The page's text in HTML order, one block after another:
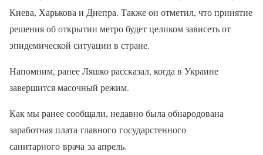
Киева, Харькова и Днепра. Также он отметил, что принятие
решения об открытии метро будет целиком зависеть от
эпидемической ситуации в стране.
Напомним, ранее Ляшко рассказал, когда в Украине
завершится масочный режим.
Как мы ранее сообщали, недавно была обнародована
заработная плата главного государстенного
санитарного врача за апрель.